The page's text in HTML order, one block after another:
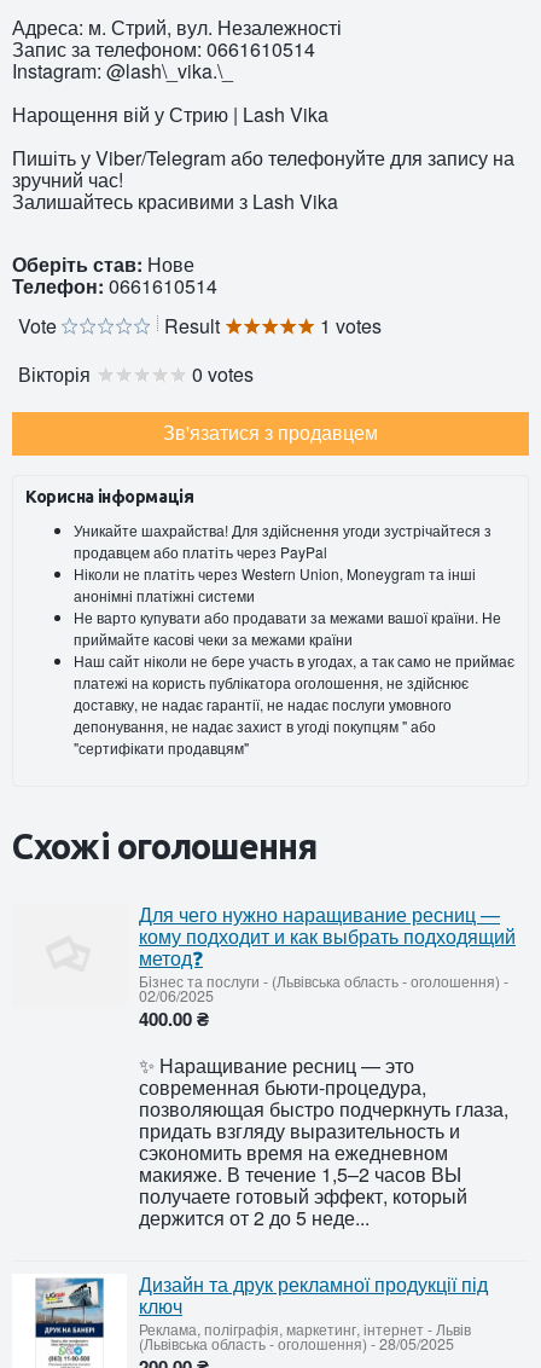
Адреса: м. Стрий, вул. Незалежності
Запис за телефоном: 0661610514
Instagram: @lash\_vika.\_
Нарощення вій у Стрию | Lash Vika
Пишіть у Viber/Telegram або телефонуйте для запису на
зручний час!
Залишайтесь красивими з Lash Vika
Оберіть став: Нове
Телефон: 0661610514
Vote
Result
1 votes
Вікторія
0 votes
Зв'язатися з продавцем
Корисна інформація
Уникайте шахрайства! Для здійснення угоди зустрічайтеся з
продавцем або платіть через PayPal
Ніколи не платіть через Western Union, Moneygram та інші
анонімні платіжні системи
Не варто купувати або продавати за межами вашої країни. Не
приймайте касові чеки за межами країни
Наш сайт ніколи не бере участь в угодах, а так само не приймає
платежі на користь публікатора оголошення, не здійснює
доставку, не надає гарантії, не надає послуги умовного
депонування, не надає захист в угоді покупцям " або
"сертифікати продавцям"
Схожі оголошення
Для чего нужно наращивание ресниц —
кому подходит и как выбрать подходящий
метод❓
Бiзнес та послуги - (Львівська область - оголошення) -
02/06/2025
400.00 ₴
✨ Наращивание ресниц — это
современная бьюти-процедура,
позволяющая быстро подчеркнуть глаза,
придать взгляду выразительность и
сэкономить время на ежедневном
макияже. В течение 1,5–2 часов ВЫ
получаете готовый эффект, который
держится от 2 до 5 неде...
Дизайн та друк рекламної продукції під
ключ
Реклама, поліграфія, маркетинг, інтернет-Львів
(Львівська область - оголошення) -28/05/2025